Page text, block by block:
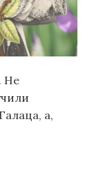
Не
а,